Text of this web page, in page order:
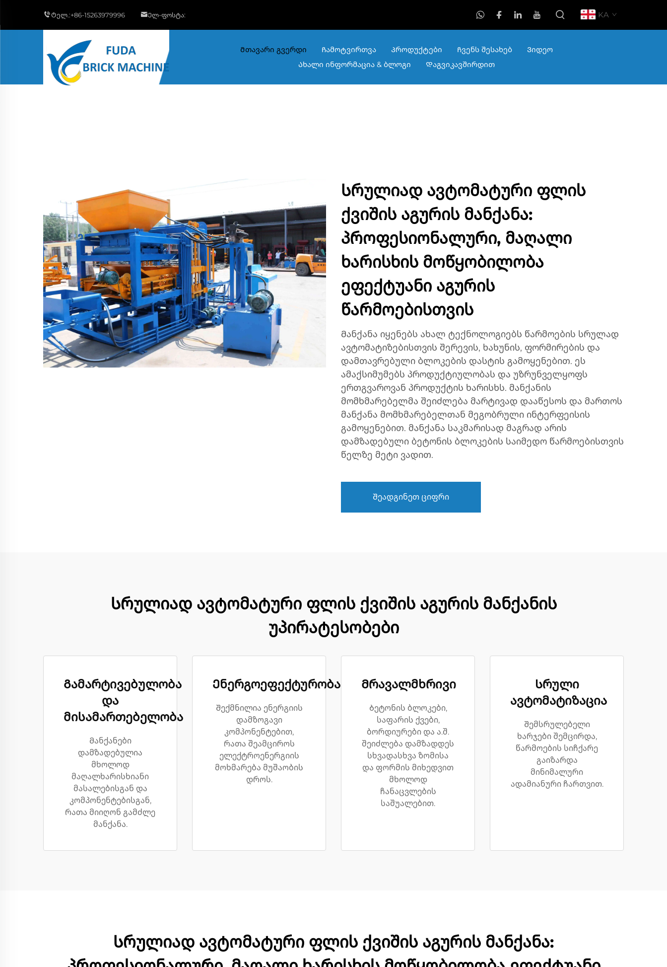
Ტელ.:+86-15263979996 Ელ-ფოსტა: KA
Მთავარი გვერდი Ჩამოტვირთვა Პროდუქტები Ჩვენს შესახებ
Ვიდეო
Ახალი ინფორმაცია & ბლოგი
Დაგვიკავშირდით
Სრულიად ავტომატური ფლის
ქვიშის აგურის მანქანა:
პროფესიონალური, მაღალი
ხარისხის მოწყობილობა
ეფექტუანი აგურის
წარმოებისთვის
Მანქანა იყენებს ახალ ტექნოლოგიებს წარმოების სრულად
ავტომატიზებისთვის შერევის, ხახუნის, ფორმირების და
დამთავრებული ბლოკების დასტის გამოყენებით. ეს
ამაქსიმუმებს პროდუქტიულობას და უზრუნველყოფს
ერთგვაროვან პროდუქტის ხარისხს. მანქანის
მომხმარებელმა შეიძლება მარტივად დააწესოს და მართოს
მანქანა მომხმარებელთან მეგობრული ინტერფეისის
გამოყენებით. მანქანა საკმარისად მაგრად არის
დამზადებული ბეტონის ბლოკების საიმედო წარმოებისთვის
წელზე მეტი ვადით.
Შეადგინეთ ციფრი
Სრულიად ავტომატური ფლის ქვიშის აგურის მანქანის
უპირატესობები
Გამარტივებულობა
და
მისამართებელობა
Მანქანები
დამზადებულია
მხოლოდ
მაღალხარისხიანი
მასალებისგან და
კომპონენტებისგან,
რათა მიიღონ გამძლე
მანქანა.
Ენერგოეფექტურობა
Შექმნილია ენერგიის
დამზოგავი
კომპონენტებით,
რათა შეამციროს
ელექტროენერგიის
მოხმარება მუშაობის
დროს.
Მრავალმხრივი
Ბეტონის ბლოკები,
საფარის ქვები,
ბორდიურები და ა.შ.
შეიძლება დამზადდეს
სხვადასხვა ზომისა
და ფორმის მიხედვით
მხოლოდ
ჩანაცვლების
საშუალებით.
Სრული
ავტომატიზაცია
Შემსრულებელი
ხარჯები შემცირდა,
წარმოების სიჩქარე
გაიზარდა
მინიმალური
ადამიანური ჩართვით.
Სრულიად ავტომატური ფლის ქვიშის აგურის მანქანა: